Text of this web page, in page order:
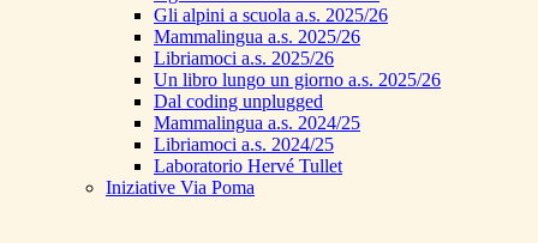
Gli alpini a scuola a.s. 2025/26
Mammalingua a.s. 2025/26
Libriamoci a.s. 2025/26
Un libro lungo un giorno a.s. 2025/26
Dal coding unplugged
Mammalingua a.s. 2024/25
Libriamoci a.s. 2024/25
Laboratorio Hervé Tullet
Iniziative Via Poma